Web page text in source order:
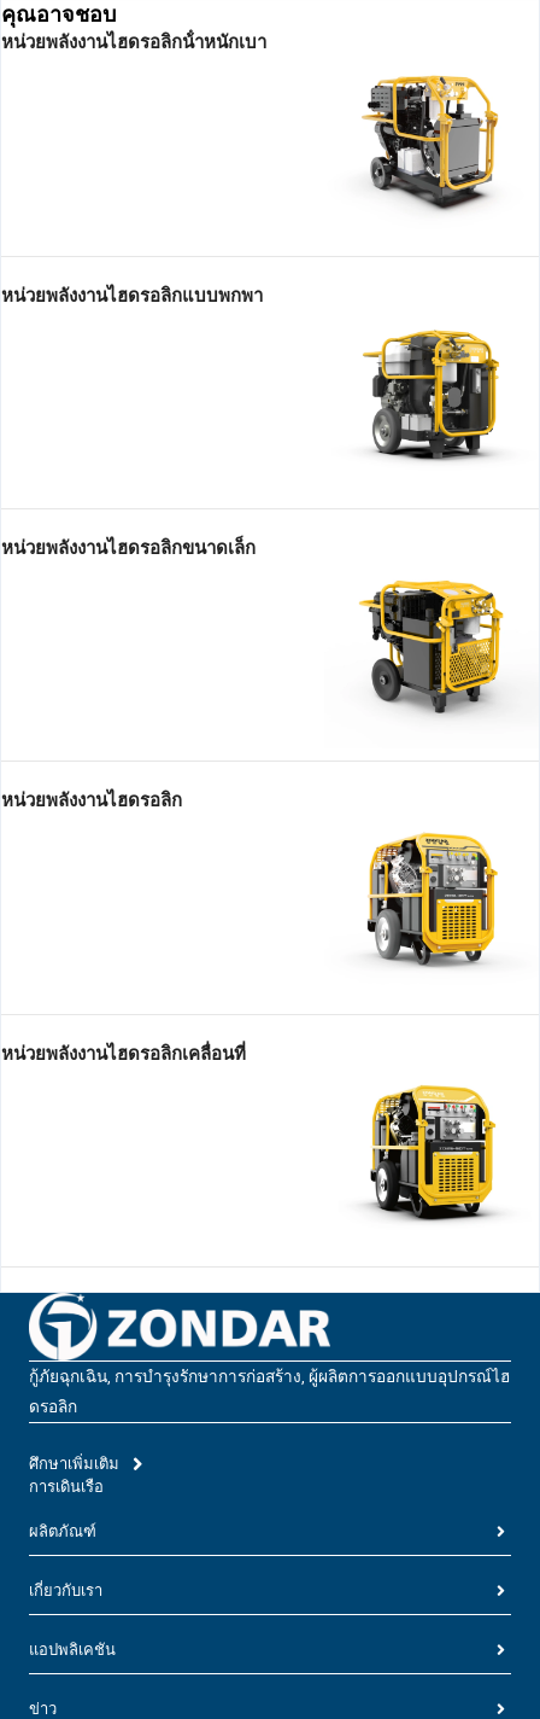
คุณอาจชอบ
หน่วยพลังงานไฮดรอลิกน้ําหนักเบา
หน่วยพลังงานไฮดรอลิกแบบพกพา
หน่วยพลังงานไฮดรอลิกขนาดเล็ก
หน่วยพลังงานไฮดรอลิก
หน่วยพลังงานไฮดรอลิกเคลื่อนที่
กู้ภัยฉุกเฉิน, การบํารุงรักษาการก่อสร้าง, ผู้ผลิตการออกแบบอุปกรณ์ไฮ
ดรอลิก
ศึกษาเพิ่มเติม
การเดินเรือ
ผลิตภัณฑ์
เกี่ยวกับเรา
แอปพลิเคชัน
ข่าว